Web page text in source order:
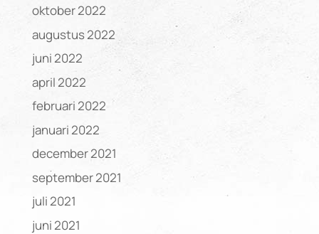
oktober 2022
augustus 2022
juni 2022
april 2022
februari 2022
januari 2022
december 2021
september 2021
juli 2021
juni 2021